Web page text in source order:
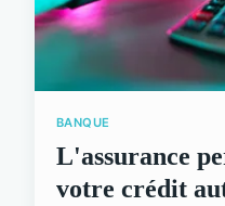
BANQUE
L'assurance
votre crédit